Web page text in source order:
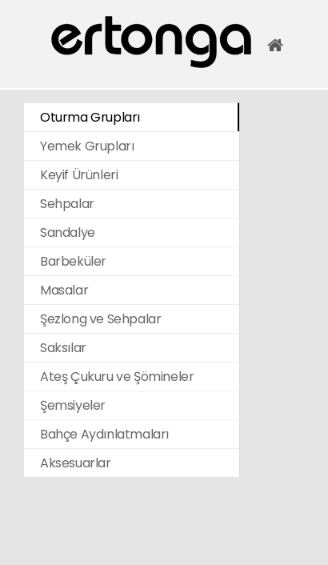
Oturma Grupları
Yemek Grupları
Keyif Ürünleri
Sehpalar
Sandalye
Barbeküler
Masalar
Şezlong ve Sehpalar
Saksılar
Ateş Çukuru ve Şömineler
Şemsiyeler
Bahçe Aydınlatmaları
Aksesuarlar